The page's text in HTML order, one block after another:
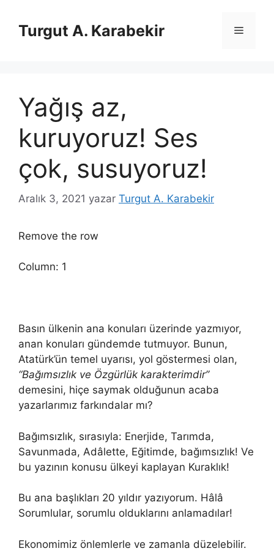
Turgut A. Karabekir Menü
Yağış az,
kuruyoruz! Ses
çok, susuyoruz!
Aralık 3, 2021 yazar Turgut A. Karabekir
Remove the row
Column: 1
Basın ülkenin ana konuları üzerinde yazmıyor,
anan konuları gündemde tutmuyor. Bunun,
Atatürk’ün temel uyarısı, yol göstermesi olan,
“Bağımsızlık ve Özgürlük karakterimdir”
demesini, hiçe saymak olduğunun acaba
yazarlarımız farkındalar mı?
Bağımsızlık, sırasıyla: Enerjide, Tarımda,
Savunmada, Adâlette, Eğitimde, bağımsızlık! Ve
bu yazının konusu ülkeyi kaplayan Kuraklık!
Bu ana başlıkları 20 yıldır yazıyorum. Hâlâ
Sorumlular, sorumlu olduklarını anlamadılar!
Ekonomimiz önlemlerle ve zamanla düzelebilir.